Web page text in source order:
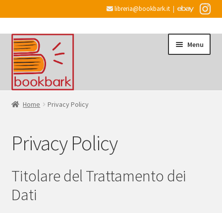
libreria@bookbark.it |
Vai
alla
navigazione
Vai
al
contenuto
Menu
Home
Checkout
Home Privacy Policy
Privacy Policy
Titolare del Trattamento dei
Dati